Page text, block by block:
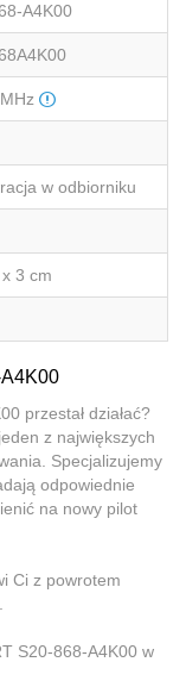
A4K00
w odbiorniku
3 cm
przestał działać?
z największych
Specjalizujemy
odpowiednie
na nowy pilot
Ci z powrotem
S20-868-A4K00 w